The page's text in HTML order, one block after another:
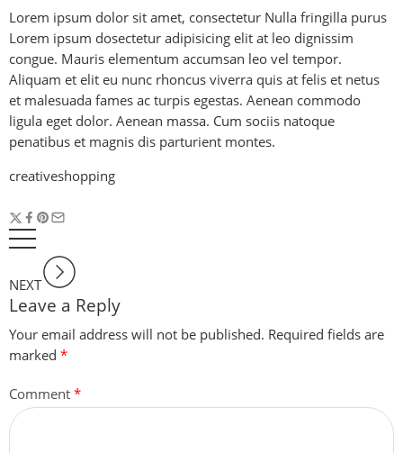
Lorem ipsum dolor sit amet, consectetur Nulla fringilla purus
Lorem ipsum dosectetur adipisicing elit at leo dignissim
congue. Mauris elementum accumsan leo vel tempor.
Aliquam et elit eu nunc rhoncus viverra quis at felis et netus
et malesuada fames ac turpis egestas. Aenean commodo
ligula eget dolor. Aenean massa. Cum sociis natoque
penatibus et magnis dis parturient montes.
creativeshopping
NEXT
Leave a Reply
Your email address will not be published. Required fields are
marked *
Comment *